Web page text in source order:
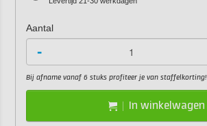
Aantal
-
Bij afname vanaf 6 stuks profiteer je van staffelkorting!
In winkelwagen